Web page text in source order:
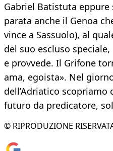
Gabriel Batistuta eppure
parata anche il Genoa
vince a Sassuolo), al
del suo escluso
e provvede. Il Grifone
ama, egoista». Nel
dell’Adriatico scopriamo
futuro da predicatore,
© RIPRODUZIONE